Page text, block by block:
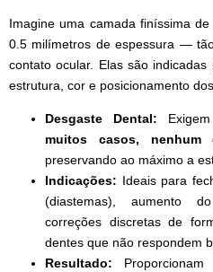
Imagine uma camada finíssima
0.5 milímetros de espessura —
contato ocular. Elas são
estrutura, cor e posicionamento
Desgaste Dental:
muitos casos, nenhum
preservando ao máximo a
Indicações: Ideais para
(diastemas), aumento
correções discretas de
dentes que não respondem
Resultado: